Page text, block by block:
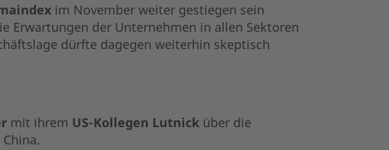
im November weiter gestiegen sein
Erwartungen der Unternehmen in allen Sektoren
dürfte dagegen weiterhin skeptisch
mit ihrem US-Kollegen Lutnicküber die